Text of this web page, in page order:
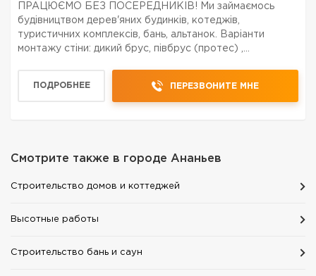
ПРАЦЮЄМО БЕЗ ПОСЕРЕДНИКІВ! Ми займаємось
будівництвом дерев'яних будинків, котеджів,
туристичних комплексів, бань, альтанок. Варіанти
монтажу стіни: дикий брус, півбрус (протес) ,
архітектора. Показали фото...
ПОДРОБНЕЕ ПЕРЕЗВОНИТЕ МНЕ
Смотрите также в городе Ананьев
Строительство домов и коттеджей
Высотные работы
Строительство бань и саун